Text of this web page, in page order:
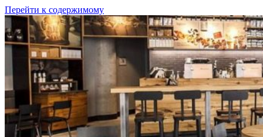
Перейти к содержимому